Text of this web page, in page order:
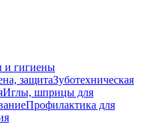
и гигиены
защитаЗуботехническая
Иглы, шприцы для
Профилактика для